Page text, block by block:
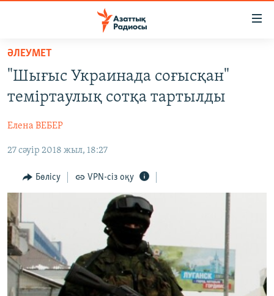
Skip
main
content
to
Navigation
ЖАҢАЛЫҚТАР
AZATTYQTV
ҚАҢТАР ОҚИҒАСЫ
АДАМ ҚҰҚЫҚТАРЫ
ӘЛЕУМЕТ
АРНАЙЫ ЖОБАЛАР
Русский
ЖАЗЫЛЫҢЫЗ
ӘЛЕУМЕТ
"Шығыс Украинада соғысқан"
теміртаулық сотқа тартылды
Елена ВЕБЕР
27 сәуір 2018 жыл, 18:27
Бөлісу VPN-сіз оқу